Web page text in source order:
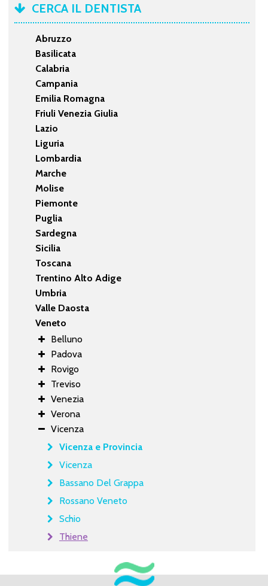
CERCA IL DENTISTA
Abruzzo
Basilicata
Calabria
Campania
Emilia Romagna
Friuli Venezia Giulia
Lazio
Liguria
Lombardia
Marche
Molise
Piemonte
Puglia
Sardegna
Sicilia
Toscana
Trentino Alto Adige
Umbria
Valle Daosta
Veneto
Belluno
Padova
Rovigo
Treviso
Venezia
Verona
Vicenza
Vicenza e Provincia
Vicenza
Bassano Del Grappa
Rossano Veneto
Schio
Thiene